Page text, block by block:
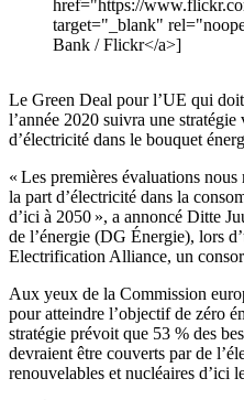
href="https://
target="_blank"
Bank / Flickr</a>]
Le Green Deal pour l’UE qui
l’année 2020 suivra une
d’électricité dans le bouquet
« Les premières évaluations
la part d’électricité dans la
d’ici à 2050 », a annoncé Ditte
de l’énergie (DG Énergie), lors
Electrification Alliance, un
Aux yeux de la Commission
pour atteindre l’objectif de zéro
stratégie prévoit que 53 % des
devraient être couverts par de
renouvelables et nucléaires d’ici